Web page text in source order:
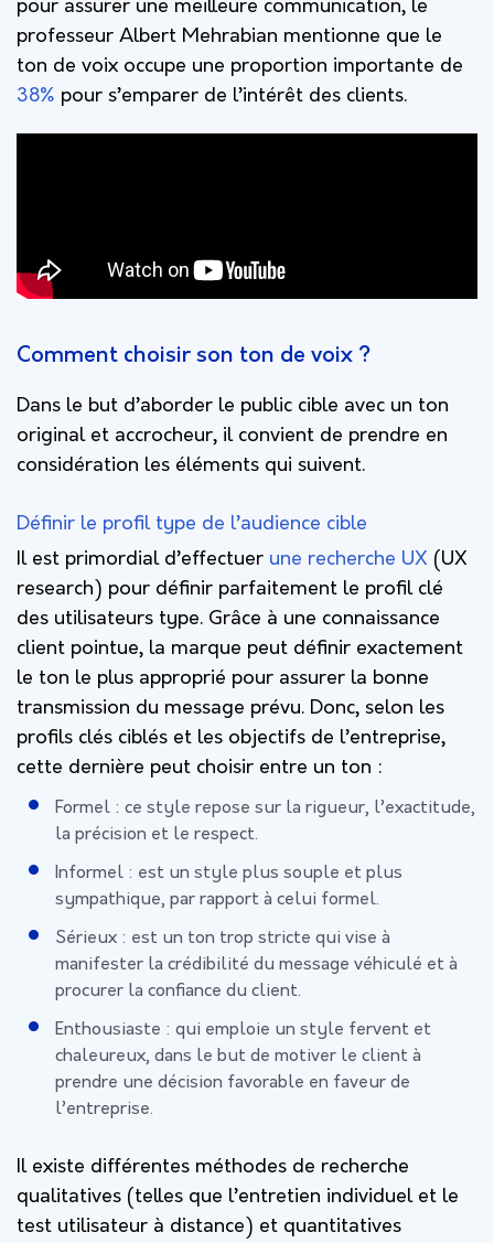
pour assurer une meilleure communication, le
professeur Albert Mehrabian mentionne que le
ton de voix occupe une proportion importante de
38% pour s’emparer de l’intérêt des clients.
Comment choisir son ton de voix ?
Dans le but d’aborder le public cible avec un ton
original et accrocheur, il convient de prendre en
considération les éléments qui suivent.
Définir le profil type de l’audience cible
Il est primordial d’effectuer une recherche UX (UX
research) pour définir parfaitement le profil clé
des utilisateurs type. Grâce à une connaissance
client pointue, la marque peut définir exactement
le ton le plus approprié pour assurer la bonne
transmission du message prévu. Donc, selon les
profils clés ciblés et les objectifs de l’entreprise,
cette dernière peut choisir entre un ton :
Formel : ce style repose sur la rigueur, l’exactitude,
la précision et le respect.
Informel : est un style plus souple et plus
sympathique, par rapport à celui formel.
Sérieux : est un ton trop stricte qui vise à
manifester la crédibilité du message véhiculé et à
procurer la confiance du client.
Enthousiaste : qui emploie un style fervent et
chaleureux, dans le but de motiver le client à
prendre une décision favorable en faveur de
l’entreprise.
Il existe différentes méthodes de recherche
qualitatives (telles que l’entretien individuel et le
test utilisateur à distance) et quantitatives